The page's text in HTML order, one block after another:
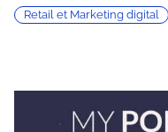
Retail et Marketing digital